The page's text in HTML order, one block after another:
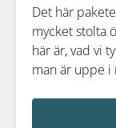
Det här
mycket stolta
här är, vad vi
man är uppe i